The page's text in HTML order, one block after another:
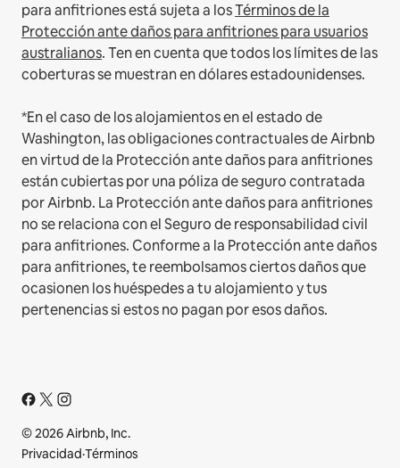
para anfitriones está sujeta a losTérminos de la
Protección ante daños para anfitriones para usuarios
australianos. Ten en cuenta que todos los límites de las
coberturas se muestran en dólares estadounidenses.
*En el caso de los alojamientos en el estado de
Washington, las obligaciones contractuales de Airbnb
en virtud de la Protección ante daños para anfitriones
están cubiertas por una póliza de seguro contratada
por Airbnb. La Protección ante daños para anfitriones
no se relaciona con el Seguro de responsabilidad civil
para anfitriones. Conforme a la Protección ante daños
para anfitriones, te reembolsamos ciertos daños que
ocasionen los huéspedes a tu alojamiento y tus
pertenencias si estos no pagan por esos daños.
© 2026 Airbnb, Inc.
Privacidad·Términos